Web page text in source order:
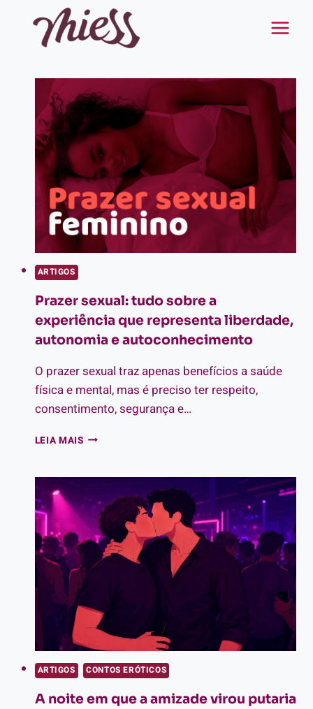
ARTIGOS
Prazer sexual: tudo sobre a
experiência que representa liberdade,
autonomia e autoconhecimento
O prazer sexual traz apenas benefícios a saúde
física e mental, mas é preciso ter respeito,
consentimento, segurança e…
LEIA MAISPRAZER
SOBRE
A
EXPERIÊNCIA
QUE
REPRESENTA
LIBERDADE,
AUTONOMIA
E
AUTOCONHECIMENTO
ARTIGOS CONTOS ERÓTICOS
A noite em que a amizade virou putaria